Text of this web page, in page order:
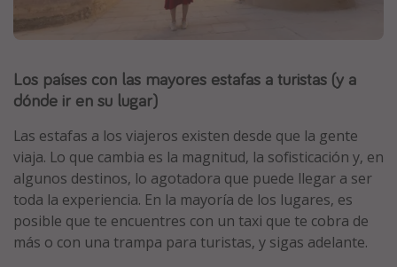
Marruecos
México
Tailandia
Maldivas
Albania
Inspiración para viajes
Camping
Los países con las mayores estafas a turistas (y a
dónde ir en su lugar)
Las estafas a los viajeros existen desde que la gente
viaja. Lo que cambia es la magnitud, la sofisticación y, en
algunos destinos, lo agotadora que puede llegar a ser
toda la experiencia. En la mayoría de los lugares, es
posible que te encuentres con un taxi que te cobra de
más o con una trampa para turistas, y sigas adelante.